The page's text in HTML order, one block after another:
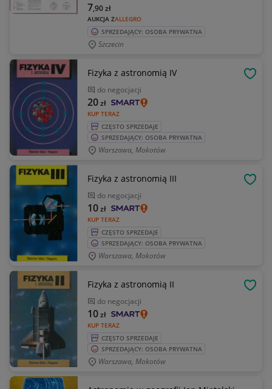
AUKCJA ZALLEGRO
7,90zł
SPRZEDAJĄCY: OSOBA PRYWATNA
Szczecin
Fizyka z astronomią IV
do negocjacji
KUP TERAZ
20zł
CZĘSTO SPRZEDAJE
SPRZEDAJĄCY: OSOBA PRYWATNA
Warszawa, Mokotów
Fizyka z astronomią III
do negocjacji
KUP TERAZ
10zł
CZĘSTO SPRZEDAJE
SPRZEDAJĄCY: OSOBA PRYWATNA
Warszawa, Mokotów
Fizyka z astronomią II
do negocjacji
KUP TERAZ
10zł
CZĘSTO SPRZEDAJE
SPRZEDAJĄCY: OSOBA PRYWATNA
Warszawa, Mokotów